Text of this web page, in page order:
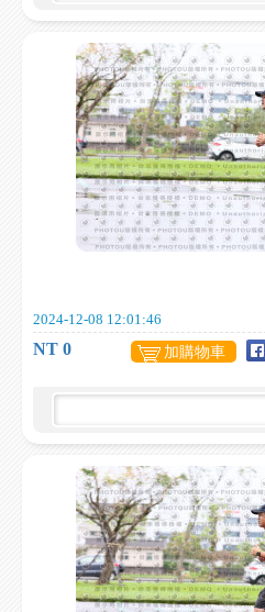
2024-12-08 12:01:46
NT 0 加購物車